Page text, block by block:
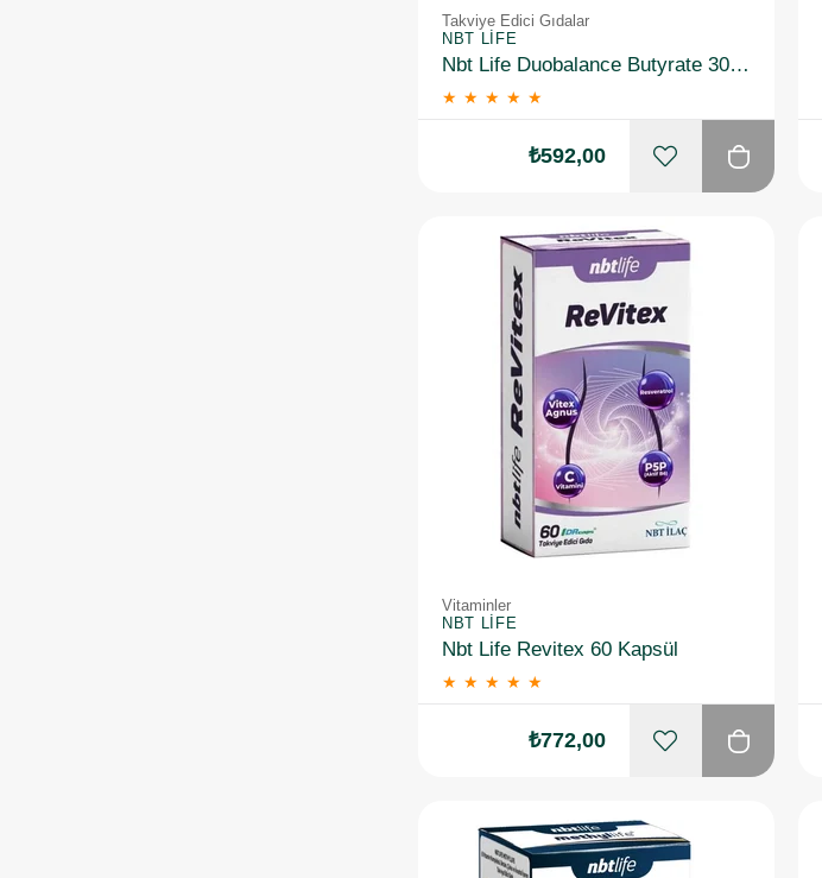
Takviye Edici Gıdalar
NBT LIFE
Nbt Life Duobalance Butyrate 30 Kapsül
★ ★ ★ ★ ★
₺592,00
Vitaminler
NBT LIFE
Nbt Life Revitex 60 Kapsül
★ ★ ★ ★ ★
₺772,00